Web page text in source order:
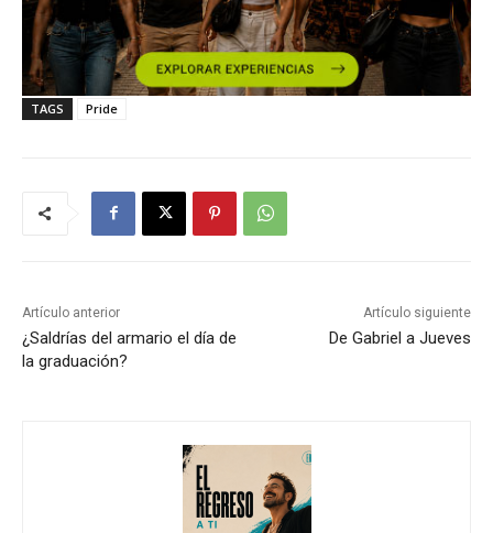
TAGS Pride
Artículo anterior
¿Saldrías del armario el día de
la graduación?
Artículo siguiente
De Gabriel a Jueves